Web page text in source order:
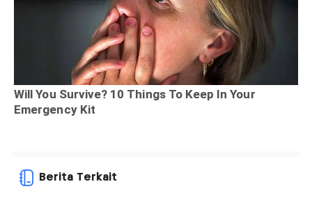
Berita Terkait